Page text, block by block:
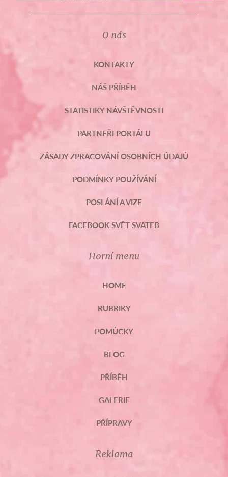
O nás
KONTAKTY
NÁŠ PŘÍBĚH
STATISTIKY NÁVŠTĚVNOSTI
PARTNEŘI PORTÁLU
ZÁSADY ZPRACOVÁNÍ OSOBNÍCH ÚDAJŮ
PODMÍNKY POUŽÍVÁNÍ
POSLÁNÍ A VIZE
FACEBOOK SVĚT SVATEB
Horní menu
HOME
RUBRIKY
POMŮCKY
BLOG
PŘÍBĚH
GALERIE
PŘÍPRAVY
Reklama